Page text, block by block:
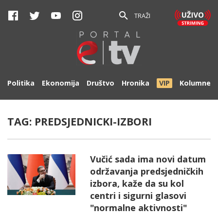
TRAŽI
Politika Ekonomija Društvo Hronika VIP Kolumne
TAG: PREDSJEDNICKI-IZBORI
Vučić sada ima novi datum
održavanja predsjedničkih
izbora, kaže da su kol
centri i sigurni glasovi
"normalne aktivnosti"